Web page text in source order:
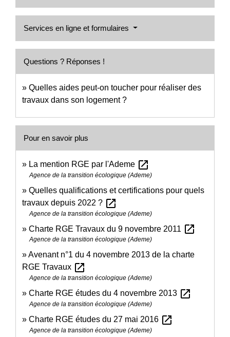
Services en ligne et formulaires
Questions ? Réponses !
Quelles aides peut-on toucher pour réaliser des
travaux dans son logement ?
Pour en savoir plus
La mention RGE par l'Ademe open_in_new
Agence de la transition écologique (Ademe)
Quelles qualifications et certifications pour quels
travaux depuis 2022 ? open_in_new
Agence de la transition écologique (Ademe)
Charte RGE Travaux du 9 novembre 2011 open_in_new
Agence de la transition écologique (Ademe)
Avenant n°1 du 4 novembre 2013 de la charte
RGE Travaux open_in_new
Agence de la transition écologique (Ademe)
Charte RGE études du 4 novembre 2013 open_in_new
Agence de la transition écologique (Ademe)
Charte RGE études du 27 mai 2016 open_in_new
Agence de la transition écologique (Ademe)